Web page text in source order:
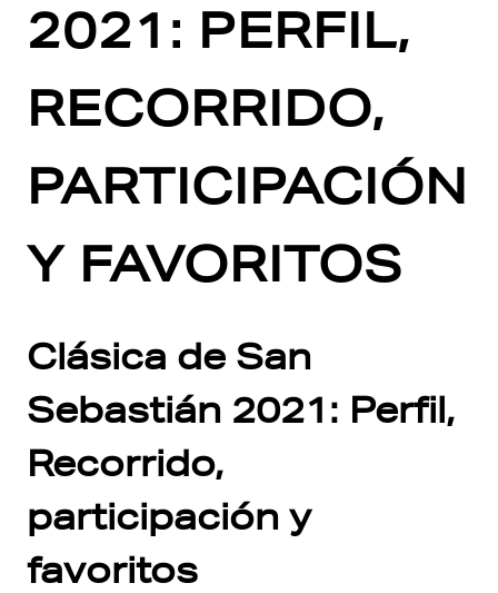
2021: PERFIL,
RECORRIDO,
PARTICIPACIÓN
Y FAVORITOS
Clásica de San
Sebastián 2021: Perfil,
Recorrido,
participación y
favoritos